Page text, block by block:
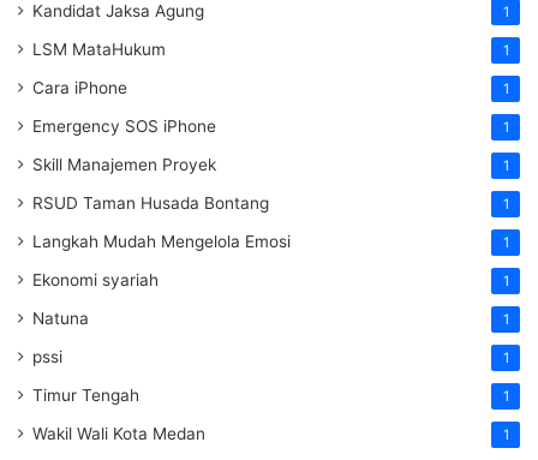
Kandidat Jaksa Agung 1
LSM MataHukum 1
Cara iPhone 1
Emergency SOS iPhone 1
Skill Manajemen Proyek 1
RSUD Taman Husada Bontang 1
Langkah Mudah Mengelola Emosi 1
Ekonomi syariah 1
Natuna 1
pssi 1
Timur Tengah 1
Wakil Wali Kota Medan 1